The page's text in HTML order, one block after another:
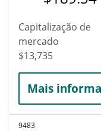
Capitalização de
mercado
$13,735
Mais
9483